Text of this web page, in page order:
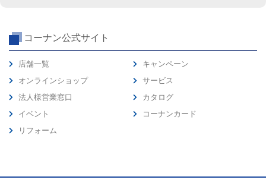
コーナン公式サイト
店舗一覧
オンラインショップ
法人様営業窓口
イベント
リフォーム
キャンペーン
サービス
カタログ
コーナンカード